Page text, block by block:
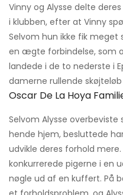
Vinny og Alysse delte
i klubben, efter at Vinny
Selvom hun ikke fik
en ægte forbindelse, som
landede i de to nederste i
damerne rullende
Oscar De La Hoya
Selvom Alysse overbeviste
hende hjem, besluttede
udvikle deres forhold
konkurrerede pigerne i en
nøgle ud af en kuffert. På